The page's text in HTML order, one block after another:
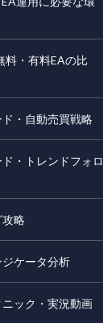
料・有料EAの比
・自動売買戦略
・トレンドフォロ
攻略
ケータ分析
ック・実況動画